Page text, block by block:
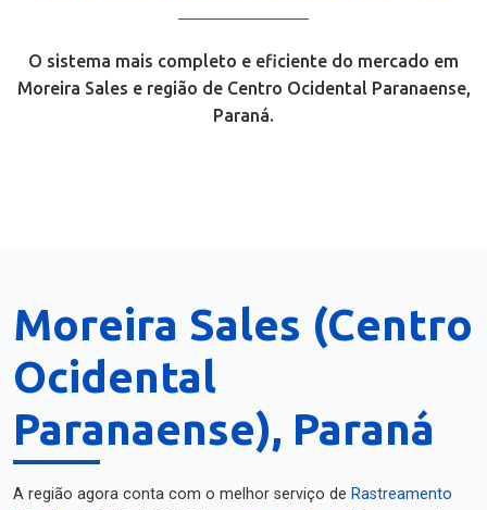
O sistema mais completo e eficiente do mercado em
Moreira Sales e região de Centro Ocidental Paranaense,
Paraná.
Moreira Sales (Centro
Ocidental
Paranaense), Paraná
A região agora conta com o melhor serviço de Rastreamento